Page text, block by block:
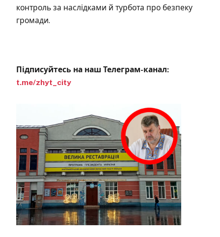
контроль за наслідками й турбота про безпеку
громади.
Підписуйтесь на наш Телеграм-канал:
t.me/zhyt_city